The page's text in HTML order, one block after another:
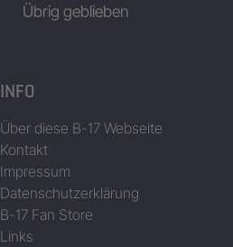
Übrig geblieben
INFO
Über diese B-17 Webseite
Kontakt
Impressum
Datenschutzerklärung
B-17 Fan Store
Links